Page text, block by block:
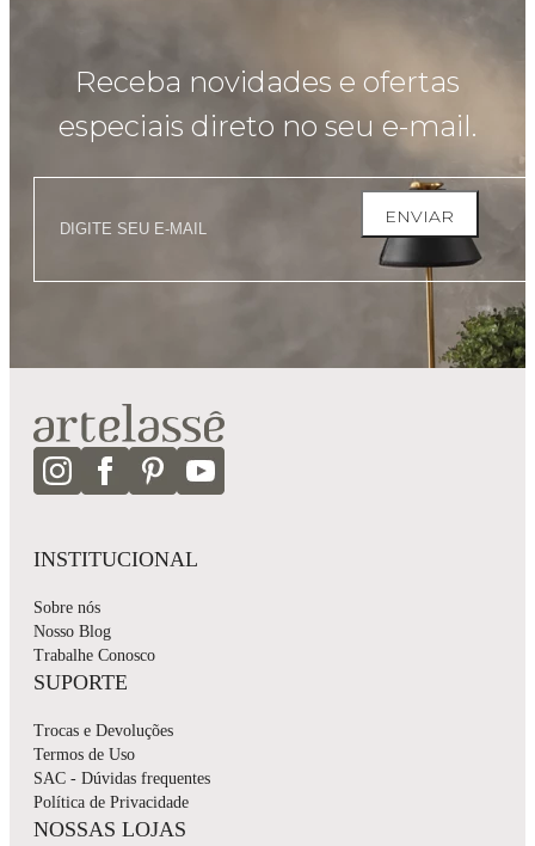
Receba novidades e ofertas
especiais direto no seu e-mail.
ENVIAR
INSTITUCIONAL
Sobre nós
Nosso Blog
Trabalhe Conosco
SUPORTE
Trocas e Devoluções
Termos de Uso
SAC - Dúvidas frequentes
Política de Privacidade
NOSSAS LOJAS